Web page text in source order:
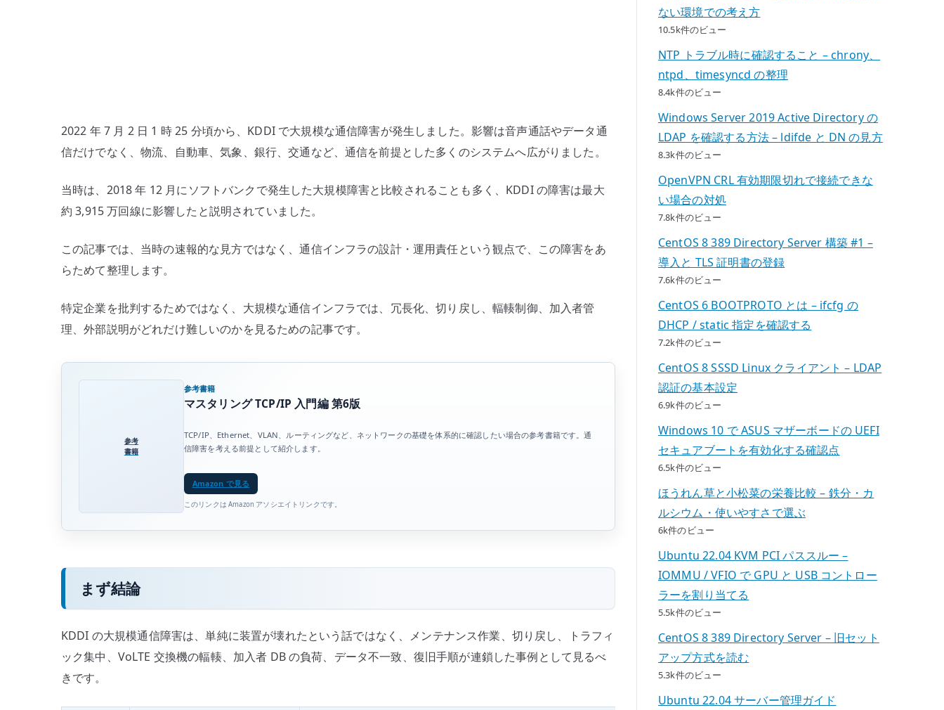
信
イ
フ
設
任
長
旧
2022 年 7 月 2 日 1 時 25 分頃から、KDDI で大規模な通信障害が発生しました。影響は音声通話やデータ通
信だけでなく、物流、自動車、気象、銀行、交通など、通信を前提とした多くのシステムへ広がりました。
当時は、2018 年 12 月にソフトバンクで発生した大規模障害と比較されることも多く、KDDI の障害は最大
約 3,915 万回線に影響したと説明されていました。
この記事では、当時の速報的な見方ではなく、通信インフラの設計・運用責任という観点で、この障害をあ
らためて整理します。
特定企業を批判するためではなく、大規模な通信インフラでは、冗長化、切り戻し、輻輳制御、加入者管
理、外部説明がどれだけ難しいのかを見るための記事です。
参考
書籍
参考書籍
マスタリング TCP/IP 入門編 第6版
TCP/IP、Ethernet、VLAN、ルーティングなど、ネットワークの基礎を体系的に確認したい場合の参考書籍です。通
信障害を考える前提として紹介します。
Amazon で見る
このリンクは Amazon アソシエイトリンクです。
まず結論
KDDI の大規模通信障害は、単純に装置が壊れたという話ではなく、メンテナンス作業、切り戻し、トラフィ
ック集中、VoLTE 交換機の輻輳、加入者 DB の負荷、データ不一致、復旧手順が連鎖した事例として見るべ
きです。
ない環境での考え方
10.5k件のビュー
NTP トラブル時に確認すること – chrony、
ntpd、timesyncd の整理
8.4k件のビュー
Windows Server 2019 Active Directory の
LDAP を確認する方法 – ldifde と DN の見方
8.3k件のビュー
OpenVPN CRL 有効期限切れで接続できな
い場合の対処
7.8k件のビュー
CentOS 8 389 Directory Server 構築 #1 –
導入と TLS 証明書の登録
7.6k件のビュー
CentOS 6 BOOTPROTO とは – ifcfg の
DHCP / static 指定を確認する
7.2k件のビュー
CentOS 8 SSSD Linux クライアント – LDAP
認証の基本設定
6.9k件のビュー
Windows 10 で ASUS マザーボードの UEFI
セキュアブートを有効化する確認点
6.5k件のビュー
ほうれん草と小松菜の栄養比較 – 鉄分・カ
ルシウム・使いやすさで選ぶ
6k件のビュー
Ubuntu 22.04 KVM PCI パススルー –
IOMMU / VFIO で GPU と USB コントロー
ラーを割り当てる
5.5k件のビュー
CentOS 8 389 Directory Server – 旧セット
アップ方式を読む
5.3k件のビュー
Ubuntu 22.04 サーバー管理ガイド